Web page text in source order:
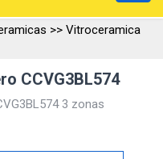
>> Vitroceramica
CCVG3BL574
3 zonas